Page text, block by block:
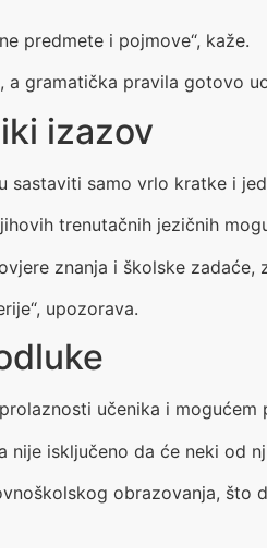
predmete i pojmove“, kaže.
a gramatička pravila gotovo
izazov
sastaviti samo vrlo kratke i
trenutačnih jezičnih
znanja i školske zadaće,
upozorava.
učenika i mogućem
isključeno da će neki od
obrazovanja, što